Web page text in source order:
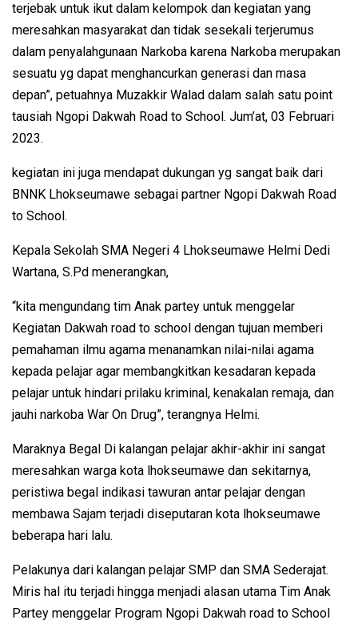
terjebak untuk ikut dalam kelompok dan kegiatan yang
meresahkan masyarakat dan tidak sesekali terjerumus
dalam penyalahgunaan Narkoba karena Narkoba merupakan
sesuatu yg dapat menghancurkan generasi dan masa
depan”, petuahnya Muzakkir Walad dalam salah satu point
tausiah Ngopi Dakwah Road to School. Jum’at, 03 Februari
2023.
kegiatan ini juga mendapat dukungan yg sangat baik dari
BNNK Lhokseumawe sebagai partner Ngopi Dakwah Road
to School.
Kepala Sekolah SMA Negeri 4 Lhokseumawe Helmi Dedi
Wartana, S.Pd menerangkan,
“kita mengundang tim Anak partey untuk menggelar
Kegiatan Dakwah road to school dengan tujuan memberi
pemahaman ilmu agama menanamkan nilai-nilai agama
kepada pelajar agar membangkitkan kesadaran kepada
pelajar untuk hindari prilaku kriminal, kenakalan remaja, dan
jauhi narkoba War On Drug”, terangnya Helmi.
Maraknya Begal Di kalangan pelajar akhir-akhir ini sangat
meresahkan warga kota lhokseumawe dan sekitarnya,
peristiwa begal indikasi tawuran antar pelajar dengan
membawa Sajam terjadi diseputaran kota lhokseumawe
beberapa hari lalu.
Pelakunya dari kalangan pelajar SMP dan SMA Sederajat.
Miris hal itu terjadi hingga menjadi alasan utama Tim Anak
Partey menggelar Program Ngopi Dakwah road to School